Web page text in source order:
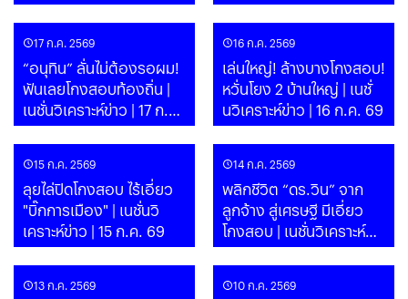
17 ก.ค. 2569
“อนุทิน” ลั่นไม่ต้องรอผม!
ฟันเลยโกงสอบท้องถิ่น |
เนชั่นวิเคราะห์ข่าว | 17 ก.ค.
69
16 ก.ค. 2569
เล่นใหญ่! ล้างบางโกงสอบ!
หวั่นโยง 2 บ้านใหญ่ | เนชั่
นวิเคราะห์ข่าว | 16 ก.ค. 69
15 ก.ค. 2569
ลุยไล่ปิดโกงสอบ ไร้เอี่ยว
"บิ๊กการเมือง" | เนชั่นวิ
เคราะห์ข่าว | 15 ก.ค. 69
14 ก.ค. 2569
พลิกชีวิต “ดร.วิน” จาก
ลูกจ้าง สู่เศรษฐี มีเอี่ยว
โกงสอบ | เนชั่นวิเคราะห์
ข่าว | 14 ก.ค. 69
13 ก.ค. 2569 10 ก.ค. 2569